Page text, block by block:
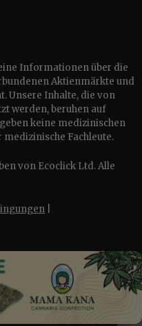
Informationen über die
Aktienmärkte und
Unsere Inhalte, die von
werden, beruhen auf
keine medizinischen
Fachleute.
von Ecoclick Ltd. Alle